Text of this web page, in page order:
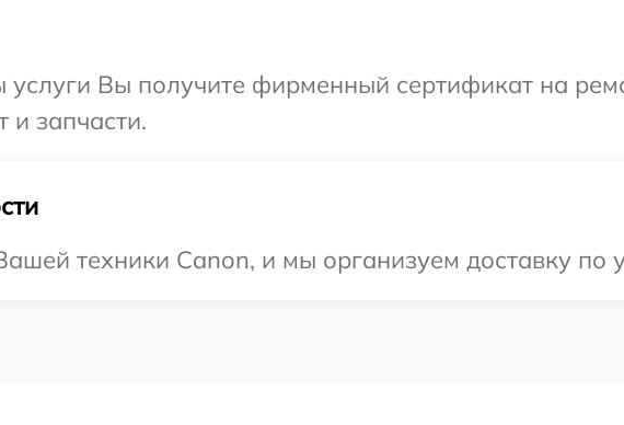
Вы получите фирменный сертификат на
и запчасти.
техники Canon, и мы организуем доставку по